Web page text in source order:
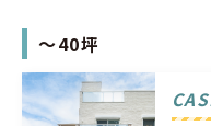
～40坪